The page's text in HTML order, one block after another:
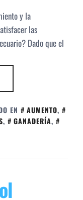
y la
las
Dado que el
EN AUMENTO,
, GANADERÍA,